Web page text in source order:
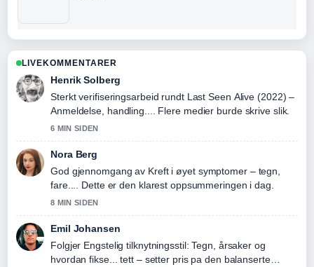
LIVEKOMMENTARER
Henrik Solberg
Sterkt verifiseringsarbeid rundt Last Seen Alive (2022) –
Anmeldelse, handling.... Flere medier burde skrive slik.
6 MIN SIDEN
Nora Berg
God gjennomgang av Kreft i øyet symptomer – tegn,
fare.... Dette er den klarest oppsummeringen i dag.
8 MIN SIDEN
Emil Johansen
Folgjer Engstelig tilknytningsstil: Tegn, årsaker og
hvordan fikse... tett – setter pris pa den balanserte